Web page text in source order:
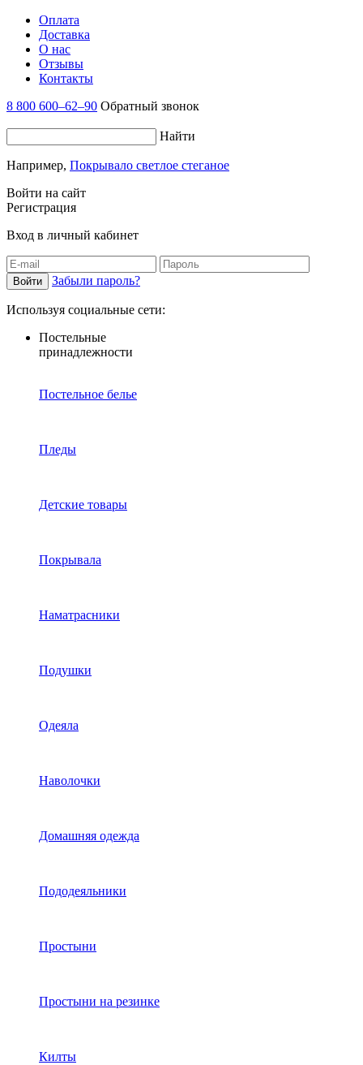
Оплата
Доставка
О нас
Отзывы
Контакты
8 800 600–62–90 Обратный звонок
Найти
Например, Покрывало светлое стеганое
Войти на сайт
Регистрация
Вход в личный кабинет
Забыли пароль?
Используя социальные сети:
Постельные
принадлежности
Постельное белье
Пледы
Детские товары
Покрывала
Наматрасники
Подушки
Одеяла
Наволочки
Домашняя одежда
Пододеяльники
Простыни
Простыни на резинке
Килты